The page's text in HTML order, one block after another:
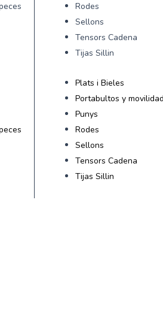
Rodes
Sellons
Tensors Cadena
Tijas Sillin
Plats i Bieles
Portabultos y movilidad
Punys
Rodes
Sellons
Tensors Cadena
Tijas Sillin